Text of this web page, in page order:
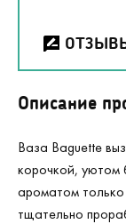
Описание
Ваза Baguette
корочкой, уютом
ароматом
тщательно